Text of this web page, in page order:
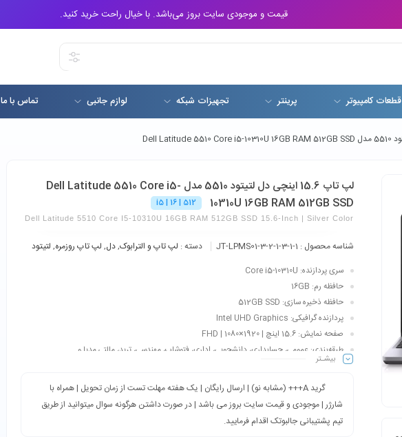
قیمت و موجودی سایت بروز می‌باشد. با خیال راحت خرید کنید.
قطعات کامپیوتر پرینتر تجهیزات شبکه لوازم جانبی تماس با ما
لپ تاپ 15.6 اینچی دل لتیتود 5510 مدل Dell Latitude 5510 Core i5-
10310U 16GB RAM 512GB SSD
i5 | 16 | 512
Dell Latitude 5510 Core I5-10310U 16GB RAM 512GB SSD 15.6-Inch | Silver Color
شناسه محصول : JT-LPMS01-3-2-1-3-1-1 دسته : لپ تاپ و الترابوک,دل, لپ تاپ روزمره, لتیتود
سری پردازنده: Core i5-10310U
حافظه رم: 16GB
حافظه ذخیره سازی: 512GB SSD
پردازنده گرافیکی: Intel UHD Graphics
صفحه نمایش: 15.6 اینچ | 1920×1080 | FHD
طبقه‌بندی: عمومی، حسابداری، دانشجویی، اداری، فتوشاپ، مهندسی، ترید، مالتی مدیا و…
بیشـتر
گرید A+++ (مشابه نو) | ارسال رایگان | یک هفته مهلت تست از زمان تحویل | همراه با
شارژر | موجودی و قیمت سایت بروز می باشد | در صورت داشتن هرگونه سوال میتوانید از طریق
تیم پشتیبانی جالبوتک اقدام فرمایید.